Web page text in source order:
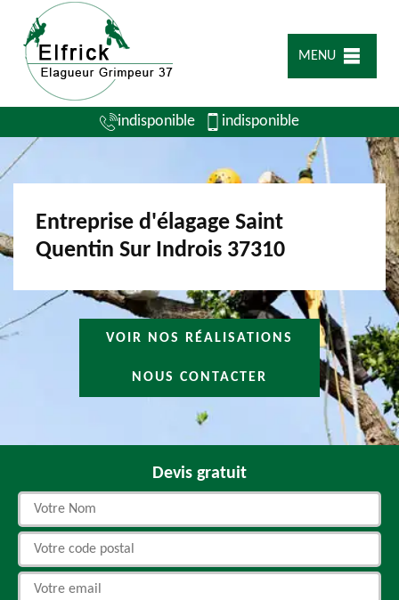
MENU
indisponible indisponible
Entreprise d'élagage Saint
Quentin Sur Indrois 37310
VOIR NOS RÉALISATIONS
NOUS CONTACTER
Devis gratuit